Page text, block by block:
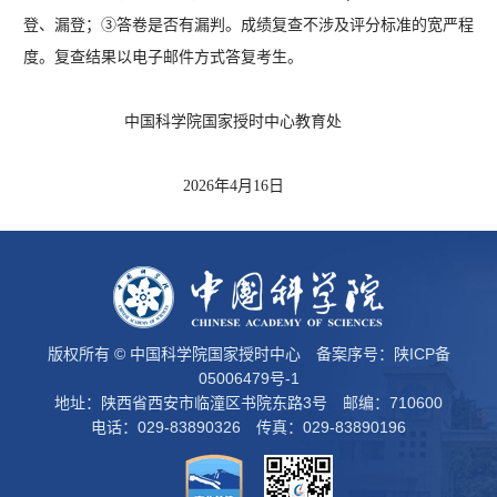
登、漏登；③答卷是否有漏判。成绩复查不涉及评分标准的宽严程
度。复查结果以电子邮件方式答复考生。
中国科学院国家授时中心教育处
2026年4月16日
版权所有 © 中国科学院国家授时中心 备案序号：
陕ICP备
05006479号-1
地址：陕西省西安市临潼区书院东路3号 邮编：710600
电话：029-83890326 传真：029-83890196